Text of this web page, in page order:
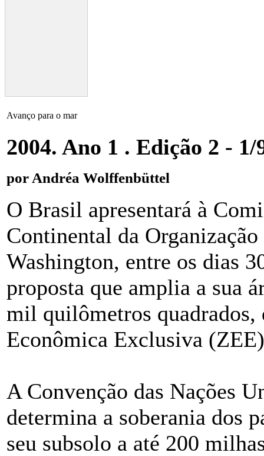
Avanço para o mar
2004. Ano 1 . Edição 2 - 1/
por Andréa Wolffenbüttel
O Brasil apresentará à
Continental da
Washington, entre os dias
proposta que amplia a sua
mil quilômetros quadrados,
Econômica Exclusiva
A Convenção das Nações
determina a soberania dos
seu subsolo a até 200